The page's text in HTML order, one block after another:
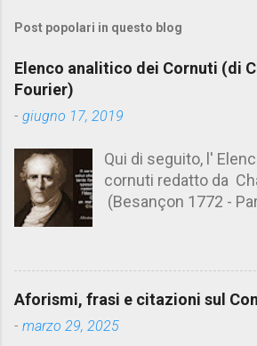
m
e
n
t
Post popolari in questo blog
Elenco analitico dei Cornuti (di
Fourier)
- giugno 17, 2019
Qui di seguito, l'
cornuti redatto da
(Besançon 1772 -
Aforismario trovi
cornuto pretenzioso:
sua moglie tanto
Aforismi, frasi e citazioni sul
- marzo 29, 2025